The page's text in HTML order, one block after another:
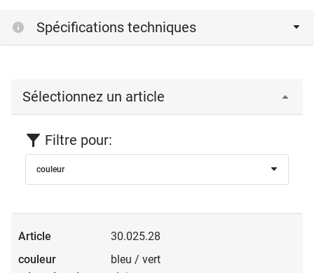
Spécifications techniques
Sélectionnez un article
Filtre pour:
couleur
30.025.28
bleu / vert